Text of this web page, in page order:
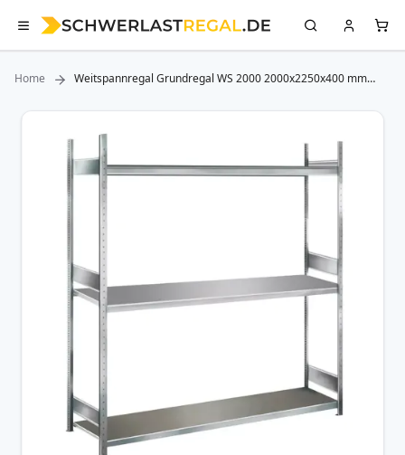
Home
Weitspannregal Grundregal WS 2000 2000x2250x400 mm
Zum
Bildergalerie